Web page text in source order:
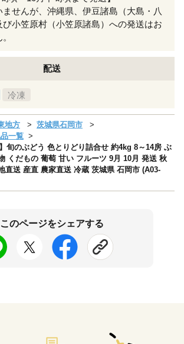
せんが、沖縄県、伊豆諸島（大島・八
小笠原村（小笠原諸島）への発送はお
配送
冷凍
地方
茨城県石岡市
一覧
旬のぶどう 色とりどり詰合せ 約4kg 8～14房 ぶ
くだもの 葡萄 甘い フルーツ 9月 10月 発送 秋
直送 産直 農家直送 冷蔵 茨城県 石岡市 (A03-
このページをシェアする